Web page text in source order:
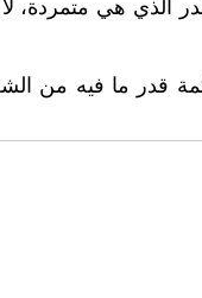
الذي هي متمردة،
ما فيه من